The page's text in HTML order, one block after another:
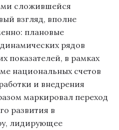
сложившейся
взгляд, вполне
плановые
рядов
показателей, в рамках
национальных счетов
и внедрения
маркировал переход
развития в
лидирующее